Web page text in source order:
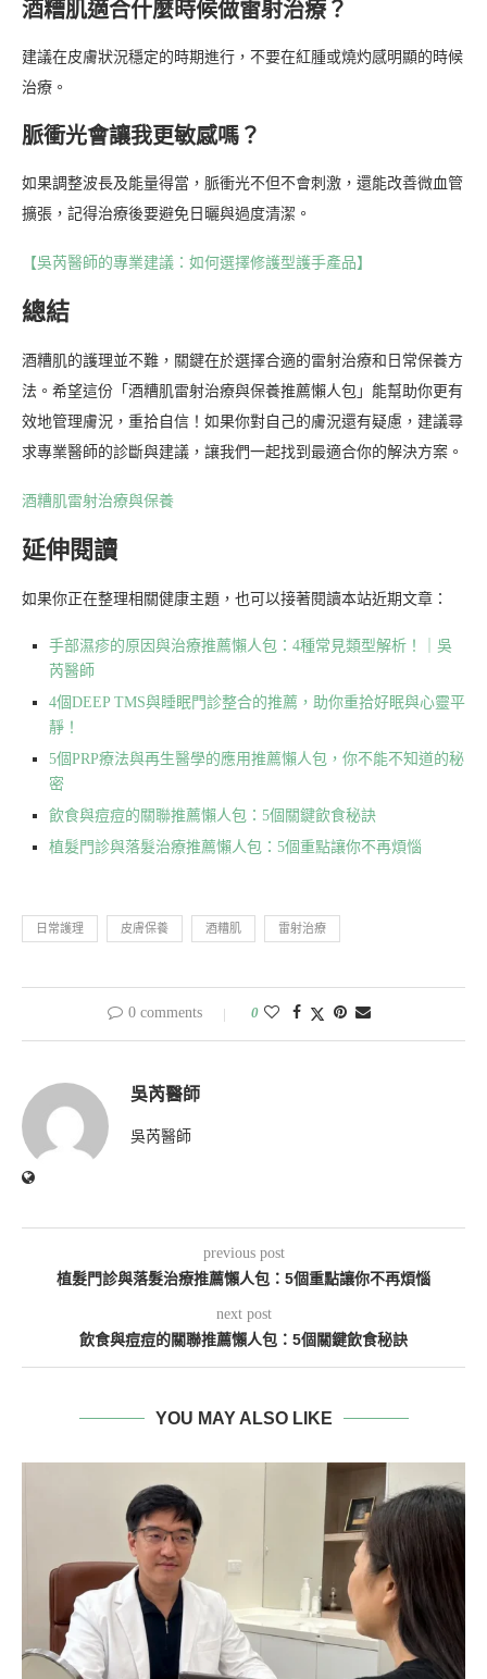
酒糟肌適合什麼時候做雷射治療？
建議在皮膚狀況穩定的時期進行，不要在紅腫或燒灼感明顯的時候
治療。
脈衝光會讓我更敏感嗎？
如果調整波長及能量得當，脈衝光不但不會刺激，還能改善微血管
擴張，記得治療後要避免日曬與過度清潔。
【吳芮醫師的專業建議：如何選擇修護型護手產品】
總結
酒糟肌的護理並不難，關鍵在於選擇合適的雷射治療和日常保養方
法。希望這份「酒糟肌雷射治療與保養推薦懶人包」能幫助你更有
效地管理膚況，重拾自信！如果你對自己的膚況還有疑慮，建議尋
求專業醫師的診斷與建議，讓我們一起找到最適合你的解決方案。
酒糟肌雷射治療與保養
延伸閱讀
如果你正在整理相關健康主題，也可以接著閱讀本站近期文章：
手部濕疹的原因與治療推薦懶人包：4種常見類型解析！｜吳
芮醫師
4個DEEP TMS與睡眠門診整合的推薦，助你重拾好眠與心靈平
靜！
5個PRP療法與再生醫學的應用推薦懶人包，你不能不知道的秘
密
飲食與痘痘的關聯推薦懶人包：5個關鍵飲食秘訣
植髮門診與落髮治療推薦懶人包：5個重點讓你不再煩惱
日常護理 皮膚保養 酒糟肌 雷射治療
0 comments 0
吳芮醫師
吳芮醫師
previous post
植髮門診與落髮治療推薦懶人包：5個重點讓你不再煩惱
next post
飲食與痘痘的關聯推薦懶人包：5個關鍵飲食秘訣
YOU MAY ALSO LIKE